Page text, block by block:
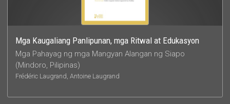
Mga Kaugaliang Panlipunan, mga Ritwal at Edukasyon
Mga Pahayag ng mga Mangyan Alangan ng Siapo
(Mindoro, Pilipinas)
Frédéric Laugrand, Antoine Laugrand